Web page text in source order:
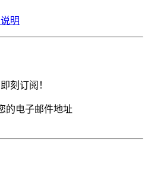
明
刻订阅！
的电子邮件地址